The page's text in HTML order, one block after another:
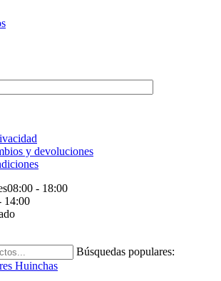
y devoluciones
08:00 - 18:00
14:00
Búsquedas populares:
Huinchas